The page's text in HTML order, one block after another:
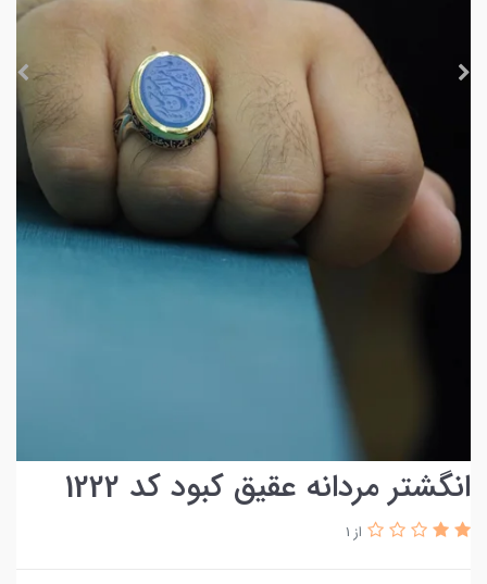
انگشتر مردانه عقیق کبود کد 1222
از 1